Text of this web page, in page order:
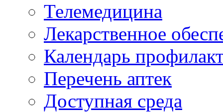
Телемедицина
Лекарственное
Календарь
Перечень аптек
Доступная среда